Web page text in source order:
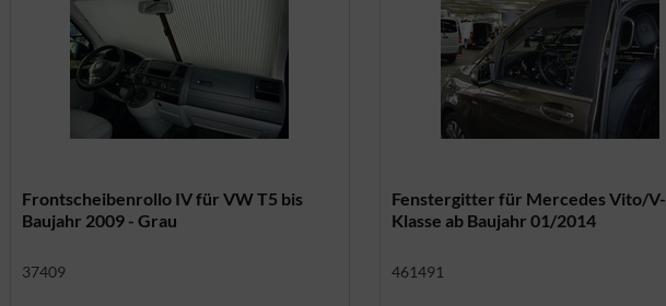
Frontscheibenrollo IV für VW T5 bis
Baujahr 2009 - Grau
37409
Fenstergitter für Mercedes Vito/V-
Klasse ab Baujahr 01/2014
461491